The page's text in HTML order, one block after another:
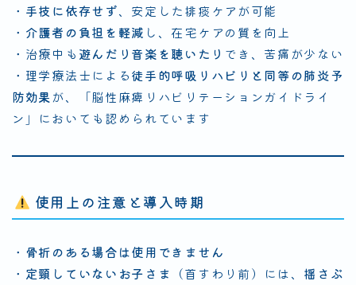
・ 手技に依存せず、安定した排痰ケアが可能
・ 介護者の負担を軽減 し、在宅ケアの質を向上
・治療中も 遊んだり音楽を聴いたり でき、苦痛が少ない
・理学療法士による徒手的呼吸リハビリと同等の肺炎予
防効果 が、「脳性麻痺リハビリテーションガイドライ
ン」においても認められています
使用上の注意と導入時期
・ 骨折のある場合は使用できません
・ 定頸していないお子さま （首すわり前）には、 揺さぶ